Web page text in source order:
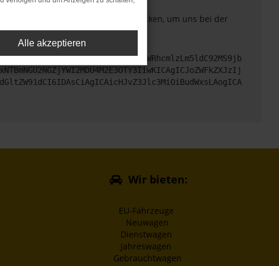
Du kannst uns diesen Text schicken, um uns bei der
Wir bieten:
EU-Fahrzeuge
Neuwagen
Dienstwagen
Jahreswagen
Gebrauchtwagen
Alle akzeptieren